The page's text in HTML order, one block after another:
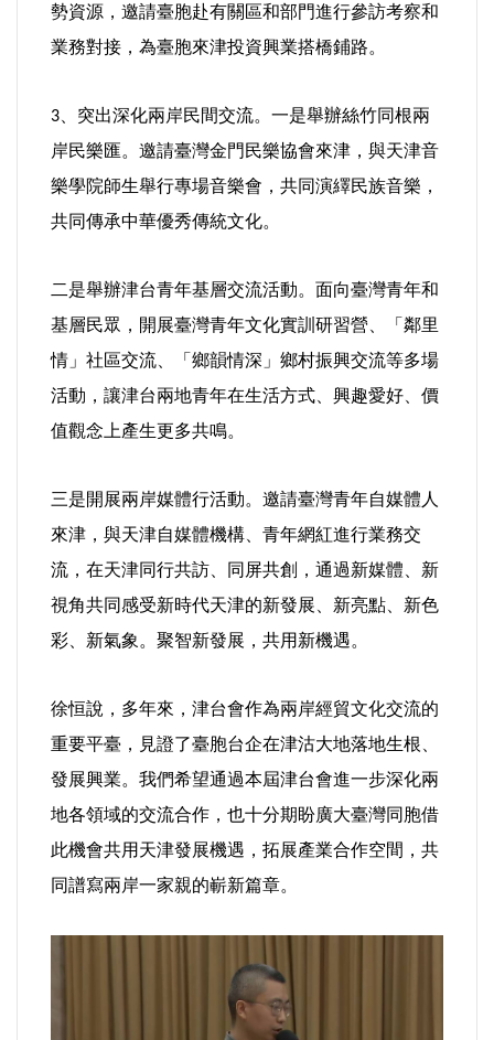
勢資源，邀請臺胞赴有關區和部門進行參訪考察和
業務對接，為臺胞來津投資興業搭橋鋪路。
3 、突出深化兩岸民間交流。一是舉辦絲竹同根兩
岸民樂匯。邀請臺灣金門民樂協會來津，與天津音
樂學院師生舉行專場音樂會，共同演繹民族音樂，
共同傳承中華優秀傳統文化。
二是舉辦津台青年基層交流活動。面向臺灣青年和
基層民眾，開展臺灣青年文化實訓研習營、「鄰里
情」社區交流、「鄉韻情深」鄉村振興交流等多場
活動，讓津台兩地青年在生活方式、興趣愛好、價
值觀念上產生更多共鳴。
三是開展兩岸媒體行活動。邀請臺灣青年自媒體人
來津，與天津自媒體機構、青年網紅進行業務交
流，在天津同行共訪、同屏共創，通過新媒體、新
視角共同感受新時代天津的新發展、新亮點、新色
彩、新氣象。聚智新發展，共用新機遇。
徐恒說，多年來，津台會作為兩岸經貿文化交流的
重要平臺，見證了臺胞台企在津沽大地落地生根、
發展興業。我們希望通過本屆津台會進一步深化兩
地各領域的交流合作，也十分期盼廣大臺灣同胞借
此機會共用天津發展機遇，拓展產業合作空間，共
同譜寫兩岸一家親的嶄新篇章。